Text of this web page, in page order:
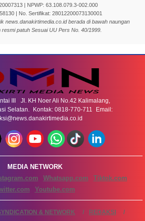
| NPWP: 63.108.079.3-002.000
| No. Sertifikat: 28012200073130001
news.danakirtimedia.co.id berada di bawah naungan
resmi patuh Sesuai UU Pers No. 40/1999.
III Jl. KH Noer Ali No.42 Kalimalang,
Selatan. Kontak: 0818-770-711 Email:
MEDIA NETWORK
Whatsapp.com
Tiktok.com
Youtube.com
& NETWORK
REDAKSI